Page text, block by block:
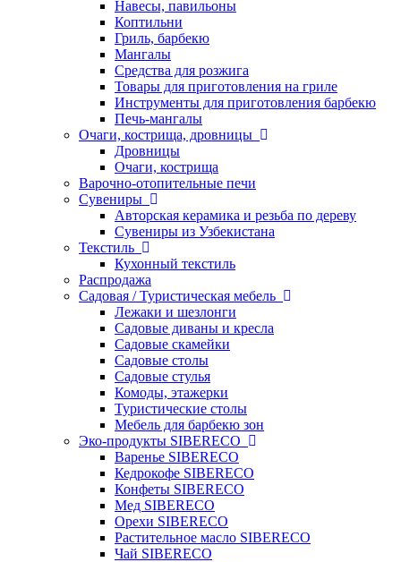
Навесы, павильоны
Коптильни
Гриль, барбекю
Мангалы
Средства для розжига
Товары для приготовления на гриле
Инструменты для приготовления барбекю
Печь-мангалы
Очаги, кострища, дровницы
Дровницы
Очаги, кострища
Варочно-отопительные печи
Сувениры
Авторская керамика и резьба по дереву
Сувениры из Узбекистана
Текстиль
Кухонный текстиль
Распродажа
Садовая / Туристическая мебель
Лежаки и шезлонги
Садовые диваны и кресла
Садовые скамейки
Садовые столы
Садовые стулья
Комоды, этажерки
Туристические столы
Мебель для барбекю зон
Эко-продукты SIBERECO
Варенье SIBERECO
Кедрокофе SIBERECO
Конфеты SIBERECO
Мед SIBERECO
Орехи SIBERECO
Растительное масло SIBERECO
Чай SIBERECO